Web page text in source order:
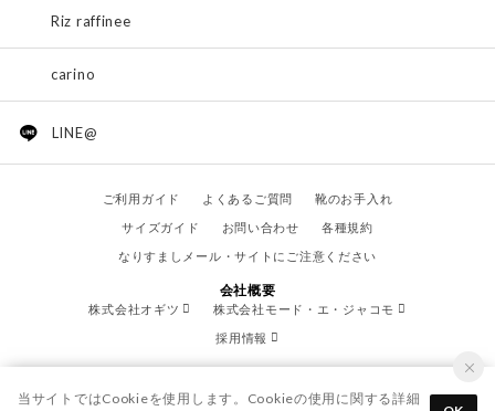
Riz raffinee
carino
LINE@
ご利用ガイド よくあるご質問
靴のお手入れ
サイズガイド
お問い合わせ
各種規約
なりすましメール・サイトにご注意ください
会社概要
株式会社オギツ
株式会社モード・エ・ジャコモ
採用情報
当サイトではCookieを使用します。Cookieの使用に関する詳細